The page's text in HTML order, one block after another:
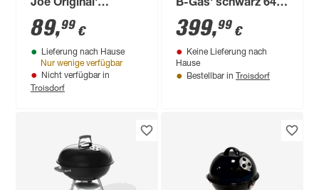
Joe Original'
schwarz Ø 37 x 43,2
cm
89,99 €
Lieferung nach Hause
Nur wenige verfügbar
Nicht verfügbar in
Troisdorf
B-Gas' schwarz 64,6
x 110,1 x 101,3 cm
399,99 €
Keine Lieferung nach
Hause
Bestellbar in Troisdorf